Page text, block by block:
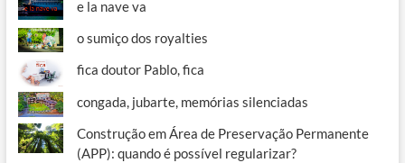
e la nave va
o sumiço dos royalties
fica doutor Pablo, fica
congada, jubarte, memórias silenciadas
Construção em Área de Preservação Permanente
(APP): quando é possível regularizar?